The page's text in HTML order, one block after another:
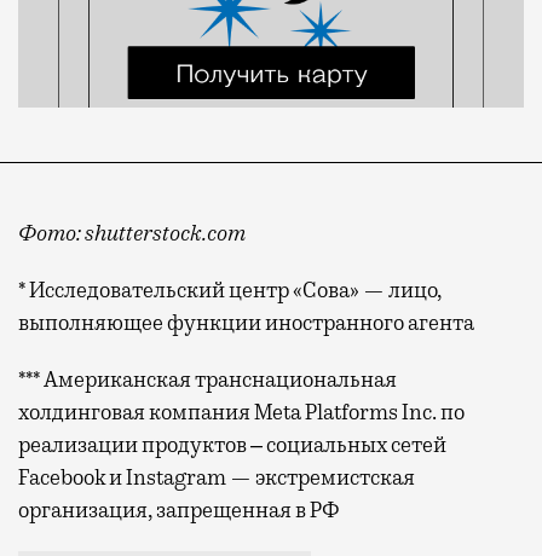
Фото: shutterstock.com
* Исследовательский центр «Сова» — лицо,
выполняющее функции иностранного агента
*** Американская транснациональная
холдинговая компания Meta Platforms Inc. по
реализации продуктов ‒ социальных сетей
Facebook и Instagram — экстремистская
организация, запрещенная в РФ